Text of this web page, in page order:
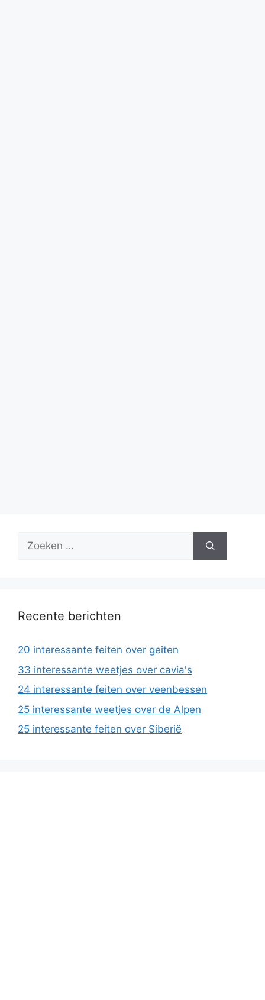
Zoek
Recente berichten
20 interessante feiten over geiten
33 interessante weetjes over cavia's
24 interessante feiten over veenbessen
25 interessante weetjes over de Alpen
25 interessante feiten over Siberië